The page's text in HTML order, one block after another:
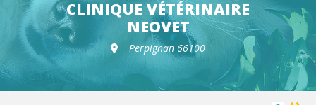
CLINIQUE VÉTÉRINAIRE
NEOVET
Perpignan 66100